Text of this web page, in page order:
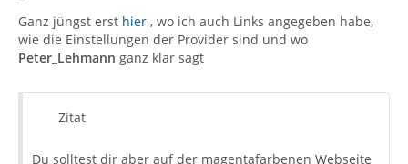
Ganz jüngst erst hier , wo ich auch Links angegeben habe,
wie die Einstellungen der Provider sind und wo
Peter_Lehmann ganz klar sagt
Zitat
Du solltest dir aber auf der magentafarbenen Webseite